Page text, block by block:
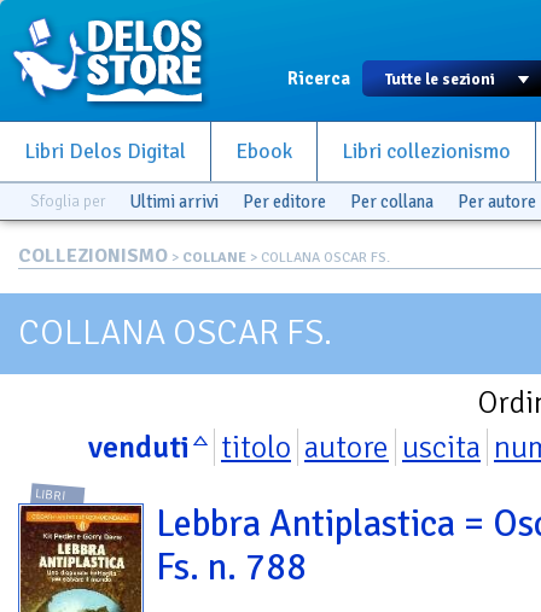
Ricerca
Libri Delos Digital Ebook Libri collezionismo
Sfoglia per Ultimi arrivi Per editore Per collana Per autore
COLLEZIONISMO > COLLANE > COLLANA OSCAR FS.
COLLANA OSCAR FS.
venduti
titolo autore uscita
LIBRI
Lebbra Antiplastica =
Fs. n. 788